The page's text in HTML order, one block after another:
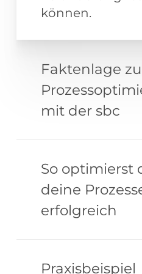
können.
Faktenlage
mit der sbc
03/2026):
(>100PT) zur
seit 2007
So optimierst
deine
erfolgreich
betrachten
Praxisbeispiel